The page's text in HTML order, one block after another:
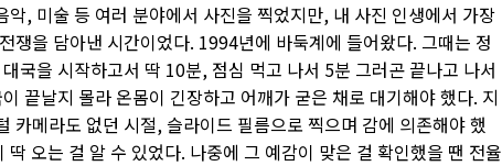
, 미술 등 여러 분야에서 사진을 찍었지만, 내 사진 인생에서 가장
쟁을 담아낸 시간이었다. 1994년에 바둑계에 들어왔다. 그때는 정
국을 시작하고서 딱 10분, 점심 먹고 나서 5분 그러곤 끝나고 나서
끝날지 몰라 온몸이 긴장하고 어깨가 굳은 채로 대기해야 했다. 지
카메라도 없던 시절, 슬라이드 필름으로 찍으며 감에 의존해야 했
딱 오는 걸 알 수 있었다. 나중에 그 예감이 맞은 걸 확인했을 땐 전율